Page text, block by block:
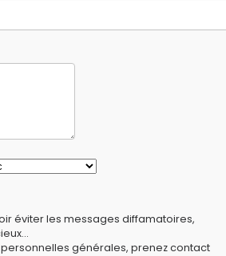
éviter les messages diffamatoires,
générales, prenez contact